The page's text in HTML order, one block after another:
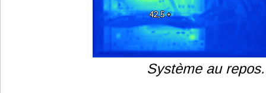
Système au repos.